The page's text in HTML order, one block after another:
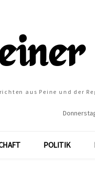
aus Peine und der
POLITIK